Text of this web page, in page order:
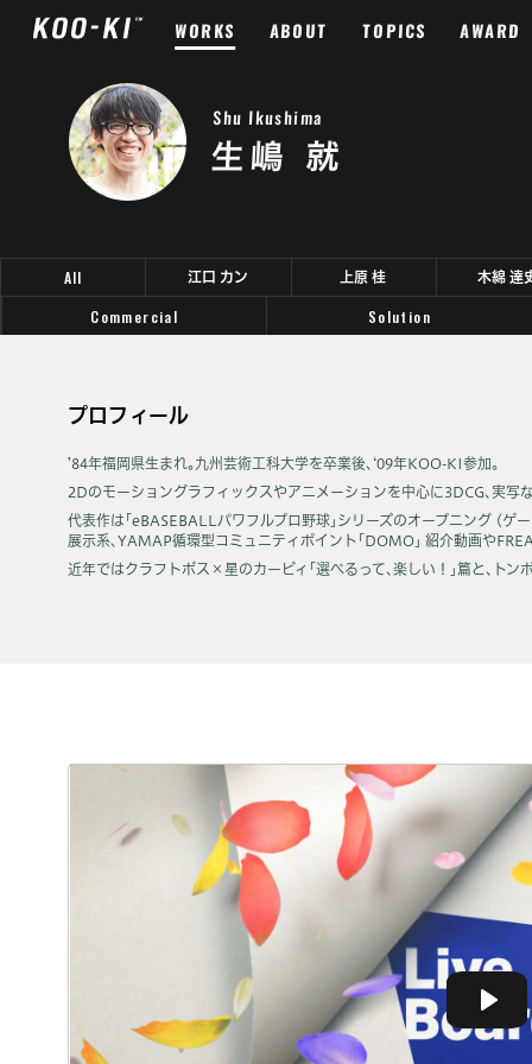
WORKS ABOUT TOPICS AWARD
Shu Ikushima
生嶋 就
All 江口 カン 上原 桂 木綿 達
Commercial Solution
プロフィール
’84年福岡県生まれ｡九州芸術工科大学を卒業後､‘09年KOO-KI参加｡
2Dのモーショングラフィックスやアニメーションを中心に3DCG､実写
代表作は｢eBASEBALLパワフルプロ野球｣シリーズのオープニング (ゲ
展示系､YAMAP循環型コミュニティポイント｢DOMO｣ 紹介動画や
近年ではクラフトボス×星のカービィ｢選べるって､楽しい！｣篇と､ト
Play